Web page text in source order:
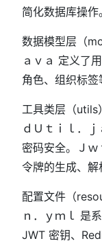
简化数据库操作。
数据模型层（
ａｖａ 定义了
角色、组织标签
工具类层（utils
ｄＵｔｉｌ．
密码安全。Ｊ
令牌的生成、解
配置文件（
ｎ．ｙｍｌ 是
JWT 密钥、